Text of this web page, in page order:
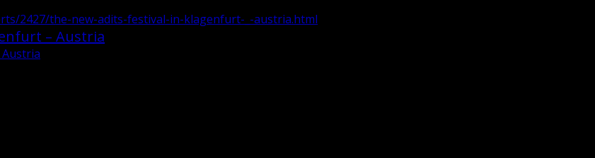
2427/the-new-adits-festival-in-klagenfurt-_-austria.html
– Austria